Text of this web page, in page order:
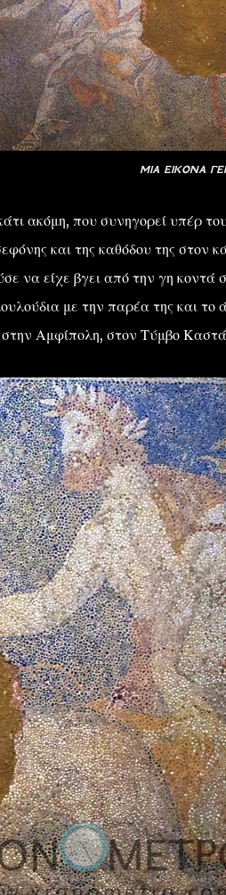
ΜΙΑ ΕΙΚΟΝΑ
ακόμη, που συνηγορεί υπέρ
και της καθόδου της
να είχε βγει από την γη
με την παρέα της και
Αμφίπολη, στον Τύμβο